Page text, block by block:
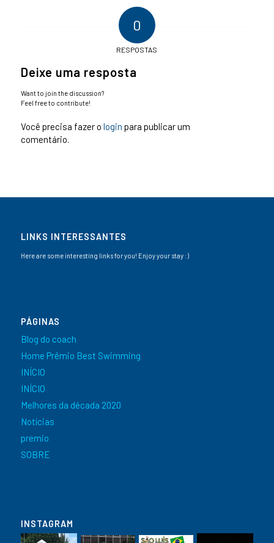
0
RESPOSTAS
Deixe uma resposta
Want to join the discussion?
Feel free to contribute!
Você precisa fazer o login para publicar um
comentário.
LINKS INTERESSANTES
Here are some interesting links for you! Enjoy your stay :)
PÁGINAS
Blog do coach
Home Prêmio Best Swimming
INÍCIO
INÍCIO
Melhores da década 2020
Notícias
premio
SOBRE
INSTAGRAM